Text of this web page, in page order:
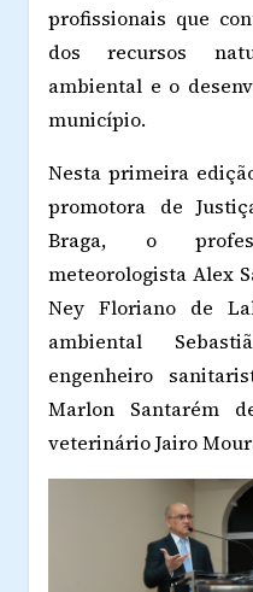
profissionais que
dos recursos
ambiental e o
município.
Nesta primeira
promotora de
Braga, o
meteorologista Alex
Ney Floriano de
ambiental
engenheiro
Marlon Santarém
veterinário Jairo